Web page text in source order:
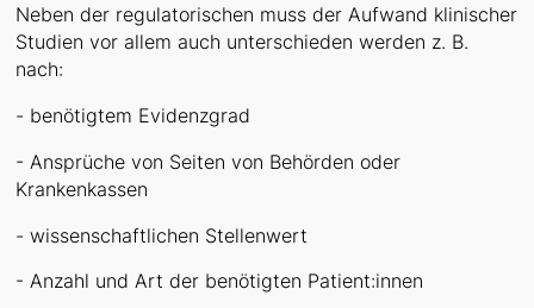
Neben der regulatorischen muss der Aufwand klinischer
Studien vor allem auch unterschieden werden z. B.
nach:
- benötigtem Evidenzgrad
- Ansprüche von Seiten von Behörden oder
Krankenkassen
- wissenschaftlichen Stellenwert
- Anzahl und Art der benötigten Patient:innen